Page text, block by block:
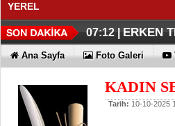
YEREL
07:27 |KLASİK
07:17 |
07:12 | ERKEN
06:33 |KAYIP
06:28 |EN
06:23 |KOÇ
06:17 |DÖRT
06:13 |
Ana Sayfa Foto Galeri
KADIN
Tarih: 10-10-2025